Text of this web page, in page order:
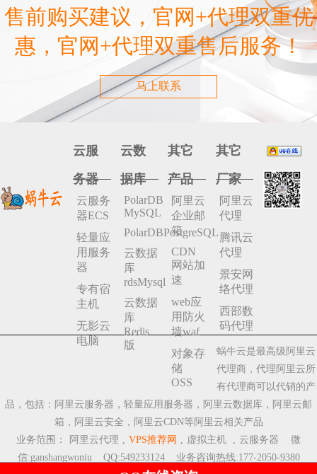
售前购买建议，官网+代理双重优
惠，官网+代理双重售后服务！
马上联系
云服
务器
云服务
器ECS
轻量应
用服务
器
专有宿
主机
无影云
电脑
云数
据库
PolarDB
MySQL
PolarDBPostgreSQL
云数据
库
rdsMysql
云数据
库
Redis
版
其它
产品
阿里云
企业邮
箱
CDN
网站加
速
web应
用防火
墙waf
对象存
储
OSS
其它
厂家
阿里云
代理
腾讯云
代理
景安网
络代理
西部数
码代理
蜗牛云是最高级阿里云
代理商，代理阿里云所
有代理商可以代销的产
品，包括：阿里云服务器，轻量应用服务器，阿里云数据库，阿里云邮
箱，阿里云安全，阿里云CDN等阿里云相关产品
业务范围：
阿里云代理 , VPS推荐网 , 虚拟主机 , 云服务器
微
信:ganshangwoniu QQ:549233124 业务咨询热线:177-2050-9380